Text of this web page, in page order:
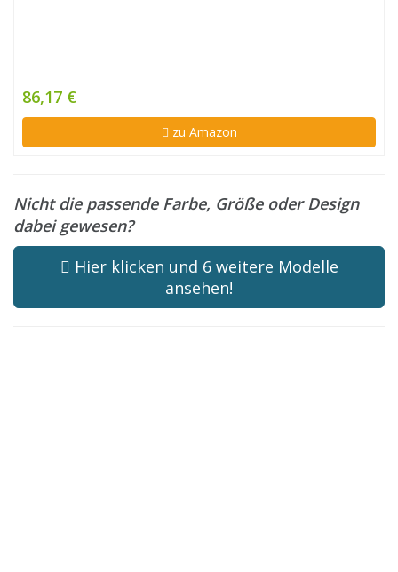
86,17 €
zu Amazon
Nicht die passende Farbe, Größe oder Design
dabei gewesen?
Hier klicken und 6 weitere Modelle
ansehen!